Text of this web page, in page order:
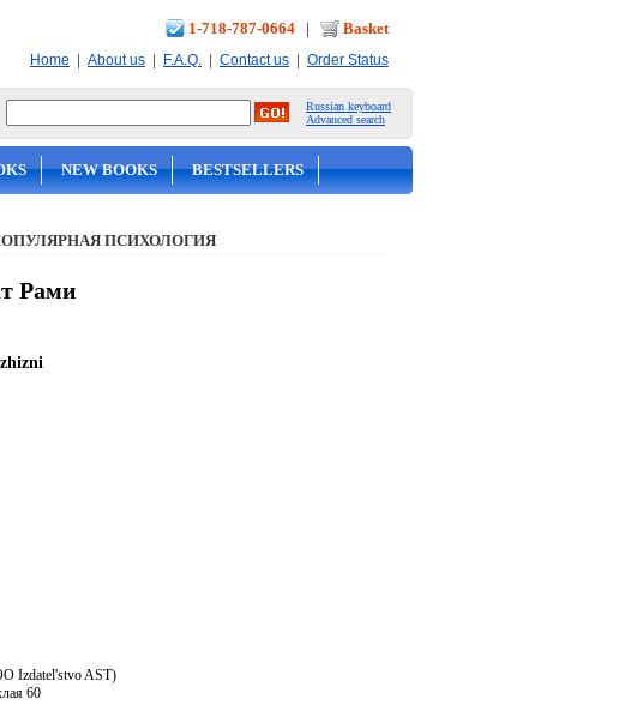
1-718-787-0664 | Basket
Home | About us | F.A.Q. | Contact us | Order Status
Russian keyboard
Advanced search
NEW BOOKS BESTSELLERS
ПСИХОЛОГИЯ
Рами
Izdatel'stvo AST)
60